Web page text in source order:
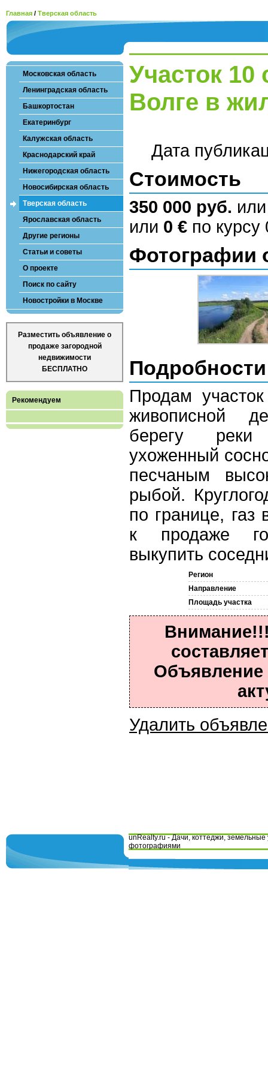
Главная / Тверская область
Московская область
Ленинградская область
Башкортостан
Екатеринбург
Калужская область
Краснодарский край
Нижегородская область
Новосибирская область
Тверская область
Ярославская область
Другие регионы
Статьи и советы
О проекте
Поиск по сайту
Новостройки в Москве
Разместить объявление о
продаже загородной
недвижимости
БЕСПЛАТНО
Рекомендуем
Участок
Волге в
Дата
Стоимость
350 000 руб.
или 0 € по курсу
Фотографии
Продам
живописной
берегу
ухоженный
песчаным
рыбой.
по границе, газ
к продаже
выкупить
Регион
Направление
Площадь участка
Объявление
Удалить
unRealty.ru - Дачи, коттеджи, земельные
фотографиями